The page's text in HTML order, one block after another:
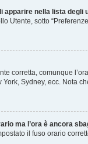
apparire nella lista degli
Utente, sotto
corretta, comunque
York, Sydney, ecc. Nota
ma l’ora è ancora
il fuso orario